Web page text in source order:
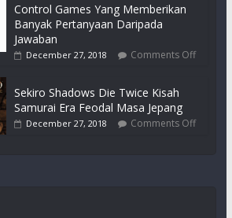
Control Games Yang Memberikan
Banyak Pertanyaan Daripada
Jawaban
December 27, 2018 Comments Off
Sekiro Shadows Die Twice Kisah
Samurai Era Feodal Masa Jepang
December 27, 2018 Comments Off